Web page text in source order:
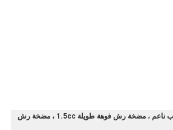
مضخة رش فوهة طويلة ضباب ناعم ، مضخة رش فوهة طويلة 1.5cc ، مضخة رش